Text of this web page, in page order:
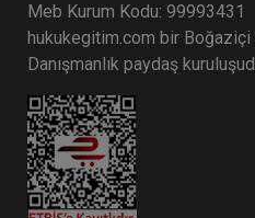
Meb Kurum Kodu: 99993431
hukukegitim.com bir
Danışmanlık paydaş